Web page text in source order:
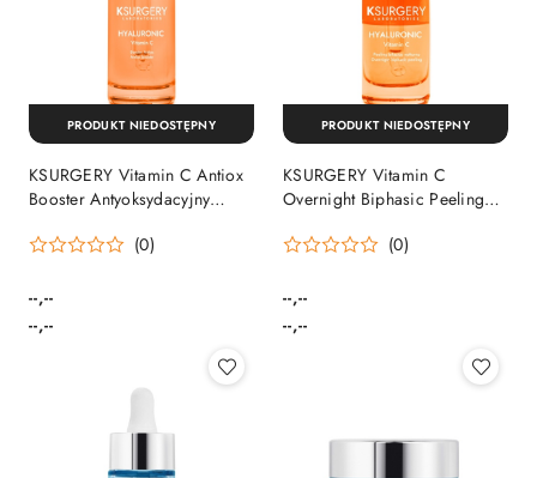
KSURGERY Vitamin C Antiox
Booster Antyoksydacyjny
(0)
Cena:
--,--
Cena:
--,--
PRODUKT NIEDOSTĘPNY
KSURGERY Vitamin C
Overnight Biphasic Peeling
Witaminą C na Noc
(0)
Cena:
--,--
Cena:
--,--
PRODUKT NIEDOSTĘPNY